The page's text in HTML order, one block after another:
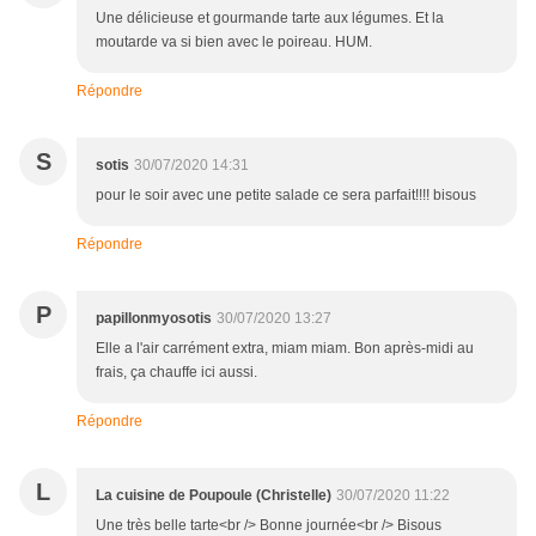
Une délicieuse et gourmande tarte aux légumes. Et la
moutarde va si bien avec le poireau. HUM.
Répondre
S sotis 30/07/2020 14:31
pour le soir avec une petite salade ce sera parfait!!!! bisous
Répondre
P papillonmyosotis 30/07/2020 13:27
Elle a l'air carrément extra, miam miam. Bon après-midi au
frais, ça chauffe ici aussi.
Répondre
L La cuisine de Poupoule (Christelle) 30/07/2020 11:22
Une très belle tarte<br /> Bonne journée<br /> Bisous